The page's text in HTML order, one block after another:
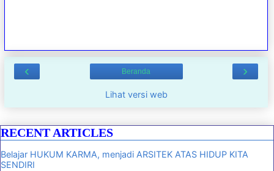
‹ ›
Beranda
Lihat versi web
RECENT ARTICLES
Belajar HUKUM KARMA, menjadi ARSITEK ATAS HIDUP KITA
SENDIRI